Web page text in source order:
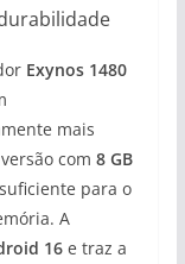
Exynos 1480
mais
com 8 GB
para o
A
16e traz a